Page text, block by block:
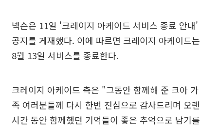
넥슨은 11일 '크레이지 아케이드 서비스 종료 안내'
공지를 게재했다. 이에 따르면 크레이지 아케이드는
8월 13일 서비스를 종료한다.
크레이지 아케이드 측은 "그동안 함께해 준 크아 가
족 여러분들께 다시 한번 진심으로 감사드리며 오랜
시간 동안 함께했던 기억들이 좋은 추억으로 남기를